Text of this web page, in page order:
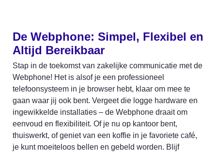
De Webphone: Simpel, Flexibel en
Altijd Bereikbaar
Stap in de toekomst van zakelijke communicatie met de
Webphone! Het is alsof je een professioneel
telefoonsysteem in je browser hebt, klaar om mee te
gaan waar jij ook bent. Vergeet die logge hardware en
ingewikkelde installaties – de Webphone draait om
eenvoud en flexibiliteit. Of je nu op kantoor bent,
thuiswerkt, of geniet van een koffie in je favoriete café,
je kunt moeiteloos bellen en gebeld worden. Blijf